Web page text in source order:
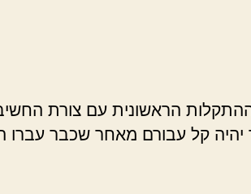
הראשונית עם צורת
יהיה קל עבורם מאחר שכבר עברו